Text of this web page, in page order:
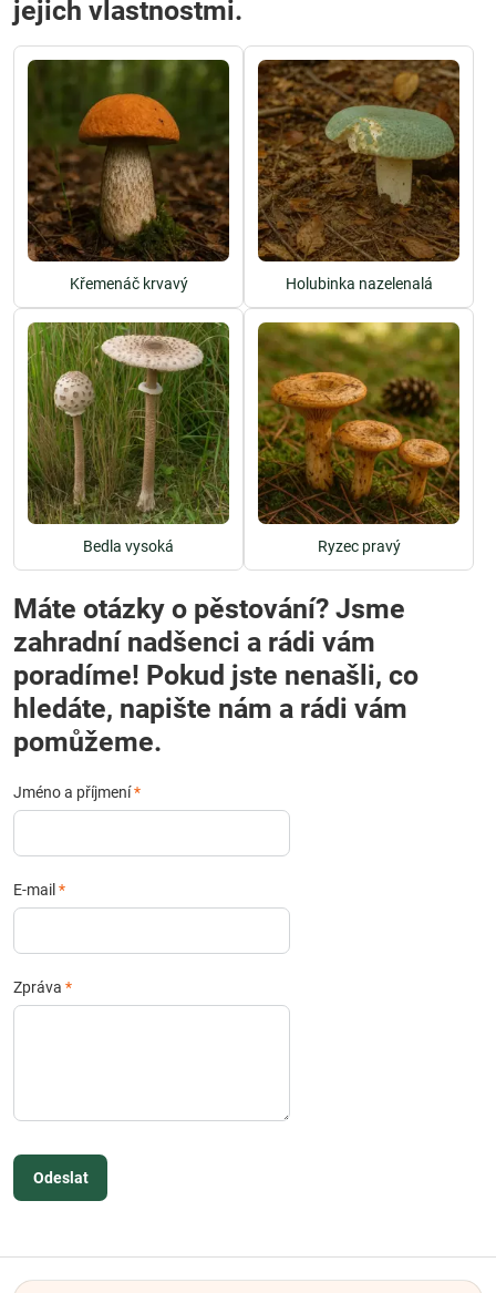
jejich vlastnostmi.
Křemenáč krvavý Holubinka nazelenalá
Bedla vysoká Ryzec pravý
Máte otázky o pěstování? Jsme
zahradní nadšenci a rádi vám
poradíme! Pokud jste nenašli, co
hledáte, napište nám a rádi vám
pomůžeme.
Jméno a příjmení*
E-mail *
Zpráva *
Odeslat